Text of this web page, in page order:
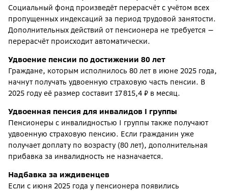
Социальный фонд произведёт перерасчёт с учётом всех
пропущенных индексаций за период трудовой занятости.
Дополнительных действий от пенсионера не требуется —
перерасчёт происходит автоматически.
Удвоение пенсии по достижении 80 лет
Граждане, которым исполнилось 80 лет в июне 2025 года,
начнут получать удвоенную страховую часть пенсии. В
2025 году её размер составит 17 815,4 ₽ в месяц.
Удвоенная пенсия для инвалидов I группы
Пенсионеры с инвалидностью I группы также получают
удвоенную страховую пенсию. Если гражданин уже
получает доплату по возрасту (80 лет), дополнительная
прибавка за инвалидность не назначается.
Надбавка за иждивенцев
Если с июня 2025 года у пенсионера появились